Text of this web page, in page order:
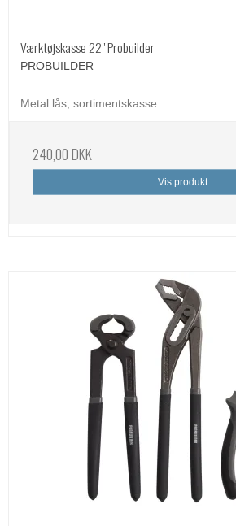
Værktøjskasse 22" Probuilder
PROBUILDER
Metal lås, sortimentskasse
240,00 DKK
Vis produkt